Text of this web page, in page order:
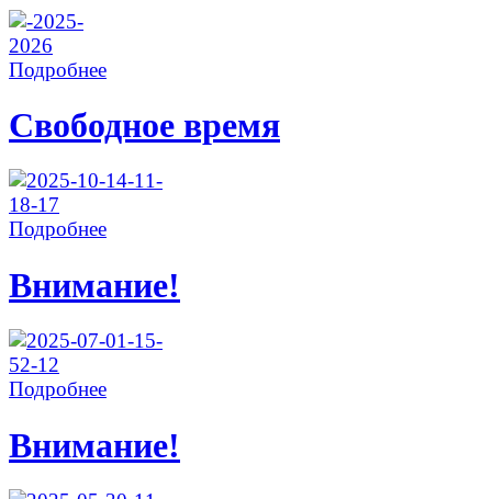
Подробнее
Свободное время
Подробнее
Внимание!
Подробнее
Внимание!